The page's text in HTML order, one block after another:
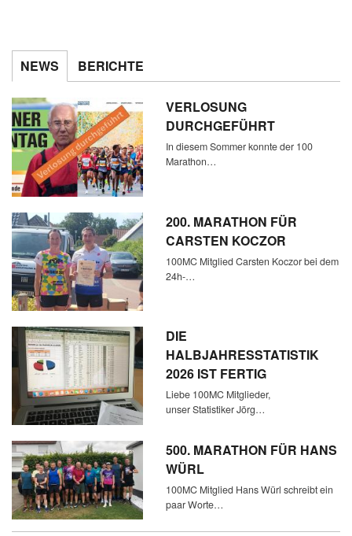
NEWS BERICHTE
VERLOSUNG
DURCHGEFÜHRT
In diesem Sommer konnte der 100
Marathon…
200. MARATHON FÜR
CARSTEN KOCZOR
100MC Mitglied Carsten Koczor bei dem
24h-…
DIE
HALBJAHRESSTATISTIK
2026 IST FERTIG
Liebe 100MC Mitglieder,
unser Statistiker Jörg…
500. MARATHON FÜR HANS
WÜRL
100MC Mitglied Hans Würl schreibt ein
paar Worte…